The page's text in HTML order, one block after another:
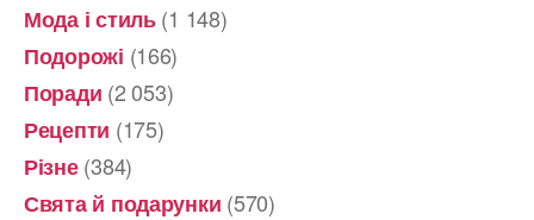
Мода і стиль(1 148)
Подорожі (166)
Поради (2 053)
Рецепти (175)
Різне(384)
Свята й подарунки (570)